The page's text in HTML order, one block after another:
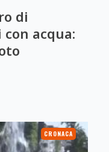
di
acqua:
CRONACA